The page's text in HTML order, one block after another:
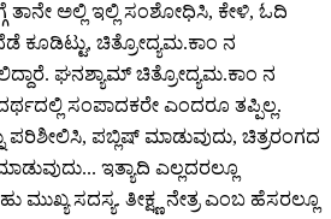
ಅಲ್ಲಿ ಇಲ್ಲಿ ಸಂಶೋಧಿಸಿ, ಕೇಳಿ, ಓದಿ
ಕೂಡಿಟ್ಟು, ಚಿತ್ರೋದ್ಯಮ.ಕಾಂ ನ
ಘನಶ್ಯಾಮ್ ಚಿತ್ರೋದ್ಯಮ.ಕಾಂ ನ
ಸಂಪಾದಕರೇ ಎಂದರೂ ತಪ್ಪಿಲ್ಲ.
ಪರಿಶೀಲಿಸಿ, ಪಬ್ಲಿಷ್ ಮಾಡುವುದು, ಚಿತ್ರರಂಗದ
ಇತ್ಯಾದಿ ಎಲ್ಲದರಲ್ಲೂ
ಸದಸ್ಯ. ತೀಕ್ಷ್ಣ ನೇತ್ರ ಎಂಬ ಹೆಸರಲ್ಲೂ